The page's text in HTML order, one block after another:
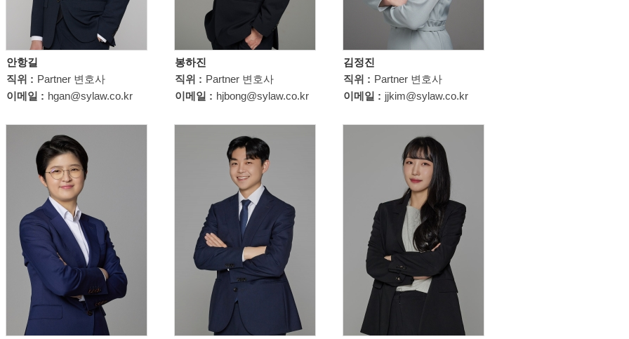
안항길
직위 : Partner 변호사
이메일 : hgan@sylaw.co.kr
봉하진
직위 : Partner 변호사
이메일 : hjbong@sylaw.co.kr
김정진
직위 : Partner 변호사
이메일 : jjkim@sylaw.co.kr